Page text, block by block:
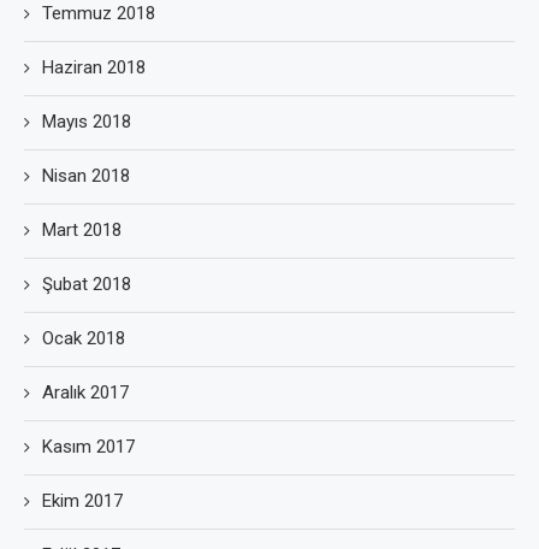
Temmuz 2018
Haziran 2018
Mayıs 2018
Nisan 2018
Mart 2018
Şubat 2018
Ocak 2018
Aralık 2017
Kasım 2017
Ekim 2017